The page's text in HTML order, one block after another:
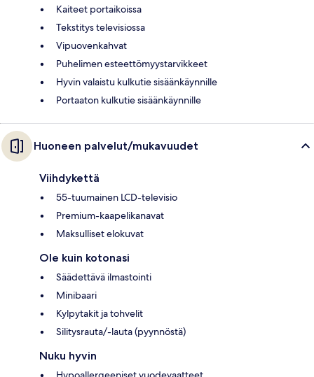
Kaiteet portaikoissa
Tekstitys televisiossa
Vipuovenkahvat
Puhelimen esteettömyystarvikkeet
Hyvin valaistu kulkutie sisäänkäynnille
Portaaton kulkutie sisäänkäynnille
Huoneen palvelut/mukavuudet
Viihdykettä
55-tuumainen LCD-televisio
Premium-kaapelikanavat
Maksulliset elokuvat
Ole kuin kotonasi
Säädettävä ilmastointi
Minibaari
Kylpytakit ja tohvelit
Silitysrauta/-lauta (pyynnöstä)
Nuku hyvin